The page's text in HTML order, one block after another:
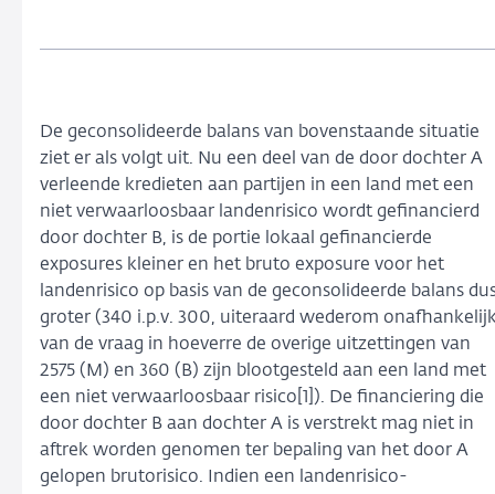
De geconsolideerde balans van bovenstaande situatie
ziet er als volgt uit. Nu een deel van de door dochter A
verleende kredieten aan partijen in een land met een
niet verwaarloosbaar landenrisico wordt gefinancierd
door dochter B, is de portie lokaal gefinancierde
exposures kleiner en het bruto exposure voor het
landenrisico op basis van de geconsolideerde balans
groter (340 i.p.v. 300, uiteraard wederom
van de vraag in hoeverre de overige uitzettingen van
2575 (M) en 360 (B) zijn blootgesteld aan een land met
een niet verwaarloosbaar risico[1]). De financiering die
door dochter B aan dochter A is verstrekt mag niet in
aftrek worden genomen ter bepaling van het door A
gelopen brutorisico. Indien een landenrisico-